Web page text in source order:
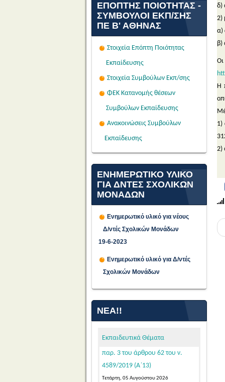
ΕΠΌΠΤΗΣ ΠΟΙΌΤΗΤΑΣ -
ΣΎΜΒΟΥΛΟΙ ΕΚΠ/ΣΗΣ
ΠΕ Β' ΑΘΉΝΑΣ
Στοιχεία Επόπτη Ποιότητας
Εκπαίδευσης
Στοιχεία Συμβούλων Εκπ/σης
ΦΕΚ Κατανομής θέσεων
Συμβούλων Εκπαίδευσης
Ανακοινώσεις Συμβούλων
Εκπαίδευσης
ΕΝΗΜΕΡΩΤΙΚΟ ΥΛΙΚΟ
ΓΙΑ ΔΝΤΕΣ ΣΧΟΛΙΚΩΝ
ΜΟΝΑΔΩΝ
Ενημερωτικό υλικό για νέους
Δ/ντές Σχολικών Μονάδων
19-6-2023
Ενημερωτικό υλικό για Δ/ντές
Σχολικών Μονάδων
ΝΈΑ!!
Εκπαιδευτικά Θέματα
Προθεσμία υποβολής
αιτήσεων υποψήφιων μελών
ΕΕΠ-ΕΒΠ για μόνιμο διορισμό σε
Κατόπιν της δημοσίευσης της
103542/Ε4/31-07-2026 (ΦΕΚ 39/τ.
δ)
2)
α)
β)
Η
1)
2)